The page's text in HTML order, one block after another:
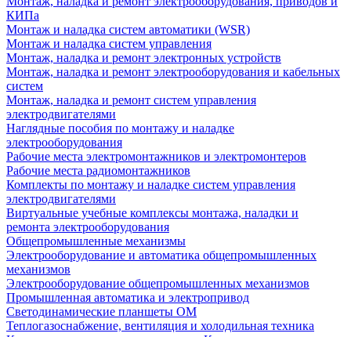
КИПа
Монтаж и наладка систем автоматики (WSR)
Монтаж и наладка систем управления
Монтаж, наладка и ремонт электронных устройств
Монтаж, наладка и ремонт электрооборудования и кабельных
систем
Монтаж, наладка и ремонт систем управления
электродвигателями
Наглядные пособия по монтажу и наладке
электрооборудования
Рабочие места электромонтажников и электромонтеров
Рабочие места радиомонтажников
Комплекты по монтажу и наладке систем управления
электродвигателями
Виртуальные учебные комплексы монтажа, наладки и
ремонта электрооборудования
Общепромышленные механизмы
Электрооборудование и автоматика общепромышленных
механизмов
Электрооборудование общепромышленных механизмов
Промышленная автоматика и электропривод
Светодинамические планшеты ОМ
Теплогазоснабжение, вентиляция и холодильная техника